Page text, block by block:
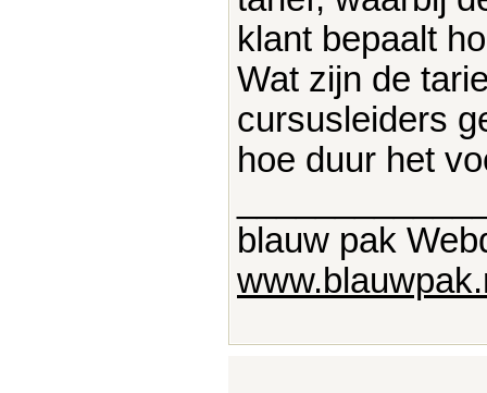
klant bepaalt
Wat zijn de
cursusleiders
hoe duur het
blauw pak